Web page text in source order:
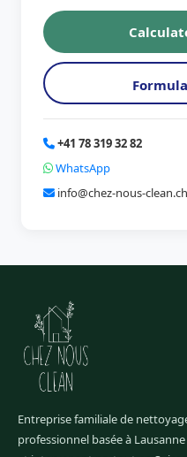
+41 78 319 32 82
WhatsApp
info@chez-nous-clean.ch
Entreprise familiale de
professionnel basée à Lausanne